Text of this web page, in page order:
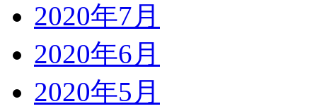
2020年7月
2020年6月
2020年5月